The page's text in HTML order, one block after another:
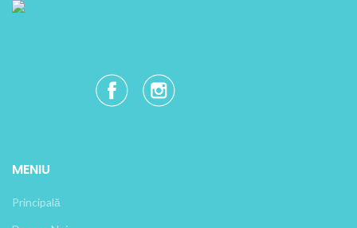
MENIU
Principală